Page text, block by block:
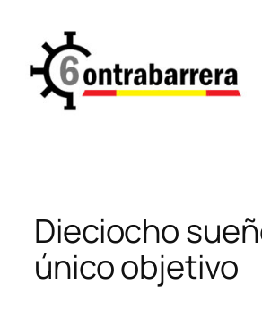
contenido
Dieciocho
único objetivo